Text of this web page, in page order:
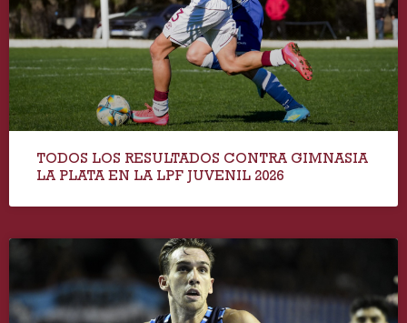
TODOS LOS RESULTADOS CONTRA GIMNASIA
LA PLATA EN LA LPF JUVENIL 2026